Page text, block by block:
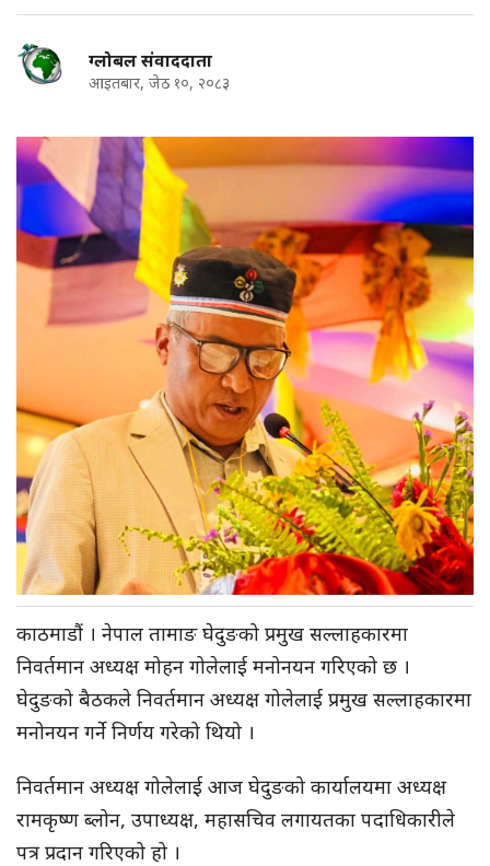
ग्लोबल संवाददाता
आइतबार, जेठ १०, २०८३
काठमाडौं । नेपाल तामाङ घेदुङको प्रमुख सल्लाहकारमा
निवर्तमान अध्यक्ष मोहन गोलेलाई मनोनयन गरिएको छ ।
घेदुङको बैठकले निवर्तमान अध्यक्ष गोलेलाई प्रमुख सल्लाहकारमा
मनोनयन गर्ने निर्णय गरेको थियो ।
निवर्तमान अध्यक्ष गोलेलाई आज घेदुङको कार्यालयमा अध्यक्ष
रामकृष्ण ब्लोन, उपाध्यक्ष, महासचिव लगायतका पदाधिकारीले
पत्र प्रदान गरिएको हो ।